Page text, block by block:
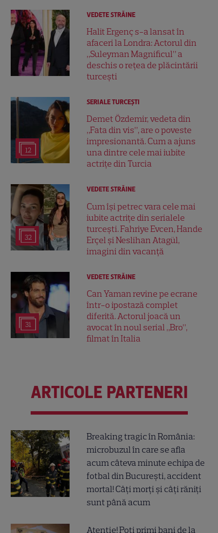
VEDETE STRĂINE
Halit Ergenç s-a lansat în
afaceri la Londra: Actorul din
„Suleyman Magnificul” a
deschis o rețea de plăcintării
turcești
12
SERIALE TURCEŞTI
Demet Özdemir, vedeta din
„Fata din vis”, are o poveste
impresionantă. Cum a ajuns
una dintre cele mai iubite
actrițe din Turcia
32
VEDETE STRĂINE
Cum își petrec vara cele mai
iubite actrițe din serialele
turcești. Fahriye Evcen, Hande
Erçel și Neslihan Atagül,
imagini din vacanță
31
VEDETE STRĂINE
Can Yaman revine pe ecrane
într-o ipostază complet
diferită. Actorul joacă un
avocat în noul serial „Bro”,
filmat în Italia
ARTICOLE PARTENERI
Breaking tragic în România:
microbuzul în care se afla
acum câteva minute echipa de
fotbal din București, accident
mortal! Câți morți și câți răniți
sunt până acum
Atenție! Poți primi bani de la